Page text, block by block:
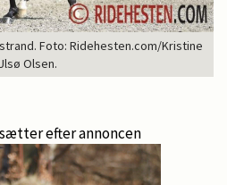
Foto: Ridehesten.com/Kristine
Olsen.
efter annoncen